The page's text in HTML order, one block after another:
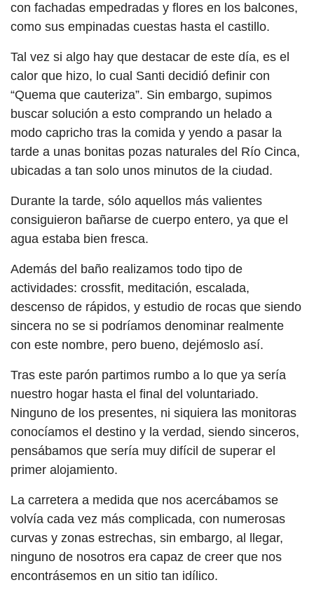
con fachadas empedradas y flores en los balcones,
como sus empinadas cuestas hasta el castillo.
Tal vez si algo hay que destacar de este día, es el
calor que hizo, lo cual Santi decidió definir con
“Quema que cauteriza”. Sin embargo, supimos
buscar solución a esto comprando un helado a
modo capricho tras la comida y yendo a pasar la
tarde a unas bonitas pozas naturales del Río Cinca,
ubicadas a tan solo unos minutos de la ciudad.
Durante la tarde, sólo aquellos más valientes
consiguieron bañarse de cuerpo entero, ya que el
agua estaba bien fresca.
Además del baño realizamos todo tipo de
actividades: crossfit, meditación, escalada,
descenso de rápidos, y estudio de rocas que siendo
sincera no se si podríamos denominar realmente
con este nombre, pero bueno, dejémoslo así.
Tras este parón partimos rumbo a lo que ya sería
nuestro hogar hasta el final del voluntariado.
Ninguno de los presentes, ni siquiera las monitoras
conocíamos el destino y la verdad, siendo sinceros,
pensábamos que sería muy difícil de superar el
primer alojamiento.
La carretera a medida que nos acercábamos se
volvía cada vez más complicada, con numerosas
curvas y zonas estrechas, sin embargo, al llegar,
ninguno de nosotros era capaz de creer que nos
encontrásemos en un sitio tan idílico.